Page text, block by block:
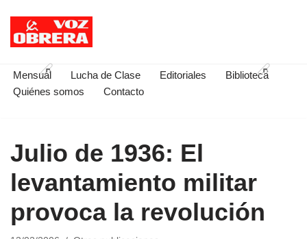
Saltar
contenido
Mensual Lucha de Clase Editoriales
Biblioteca
Quiénes somos
Contacto
Julio de 1936: El
levantamiento militar
provoca la revolución